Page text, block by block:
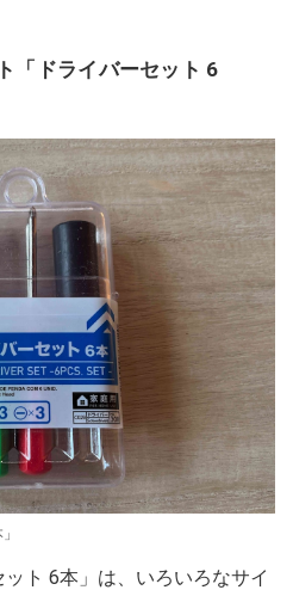
「ドライバーセット 6
ト 6本」は、いろいろなサイ